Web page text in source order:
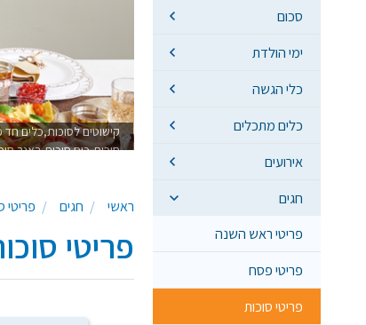
סכום
ימי הולדת
כלי הגשה
כלים מתכלים
אירועים
חגים
פריטי ראש השנה
פריטי פסח
פריטי סוכות
קישוטים לסוכות,כלים
סוכות,כוס סוכות,ראנר
ראשי חגים פריטי
פריטי